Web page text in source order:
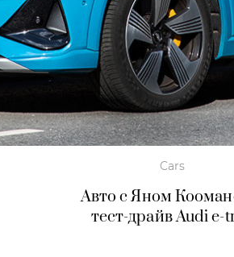
Cars
Авто с Яном
тест-драйв Audi e-